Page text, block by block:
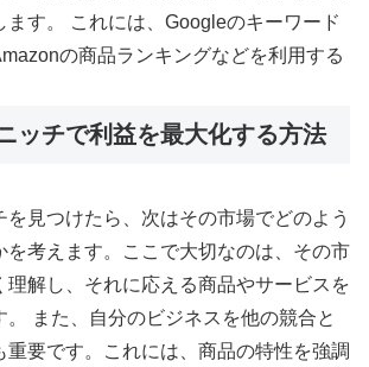
ます。 これには、Googleのキーワード
の商品ランキングなどを利用する
ッチで利益を最大化する方法
を見つけたら、次はその市場でどのよう
を考えます。ここで大切なのは、その市
理解し、それに応える商品やサービスを
。 また、自分のビジネスを他の競合と
重要です。これには、商品の特性を強調